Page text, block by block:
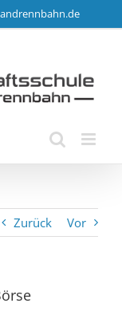
Zurück Vor